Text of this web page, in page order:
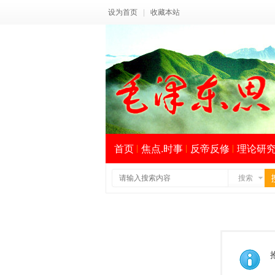
设为首页 收藏本站
首页 焦点.时事 反帝反修 理论研究
搜索
索